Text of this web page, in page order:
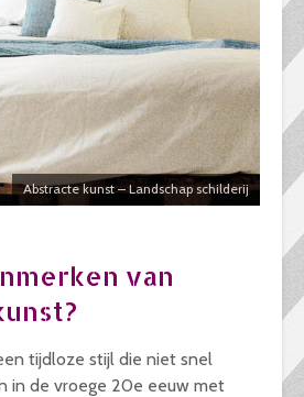
Abstracte kunst – Landschap schilderij
van
tijdloze stijl die niet snel
in de vroege 20e eeuw met